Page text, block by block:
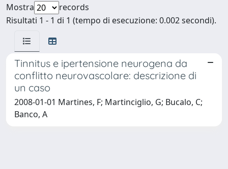
Mostra
records
Risultati 1 - 1 di 1 (tempo di esecuzione: 0.002 secondi).
Tinnitus e ipertensione neurogena da
conflitto neurovascolare: descrizione di
un caso
2008-01-01 Martines, F; Martinciglio, G; Bucalo, C;
Banco, A